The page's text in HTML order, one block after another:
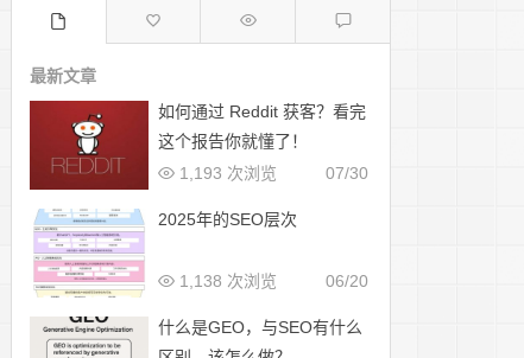
最新文章
如何通过 Reddit 获客？看完
这个报告你就懂了！
07/30
1,193 次浏览
2025年的SEO层次
06/20
1,138 次浏览
什么是GEO，与SEO有什么